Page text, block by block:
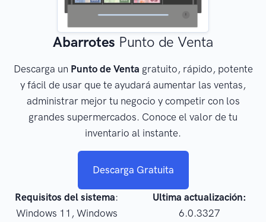
Abarrotes Punto de Venta
Descarga un Punto de Venta gratuito, rápido, potente
y fácil de usar que te ayudará aumentar las ventas,
administrar mejor tu negocio y competir con los
grandes supermercados. Conoce el valor de tu
inventario al instante.
Descarga Gratuita
Requisitos del sistema:
Windows 11, Windows
Ultima actualización:
6.0.3327